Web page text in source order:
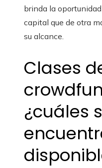
brinda la
capital que de otra
su alcance.
Clases
¿cuáles